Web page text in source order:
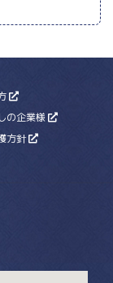
の企業様
方針